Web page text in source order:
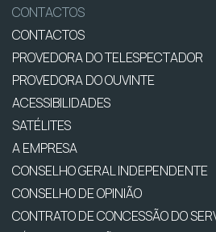
CONTACTOS
CONTACTOS
PROVEDORA DO TELESPECTADOR
PROVEDORA DO OUVINTE
ACESSIBILIDADES
SATÉLITES
A EMPRESA
CONSELHO GERAL INDEPENDENTE
CONSELHO DE OPINIÃO
CONTRATO DE CONCESSÃO DO